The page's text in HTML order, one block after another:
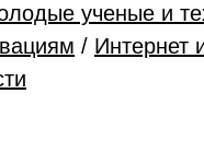
ученые и
/ Интернет